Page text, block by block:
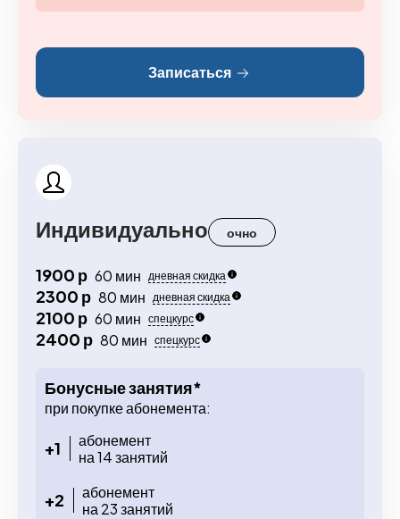
Записаться
Индивидуально очно
1900 р 60 мин дневная скидка
2300 р 80 мин дневная скидка
2100 р 60 мин спецкурс
2400 р 80 мин спецкурс
Бонусные занятия*
при покупке абонемента:
+1
абонемент
на 14 занятий
+2
абонемент
на 23 занятий